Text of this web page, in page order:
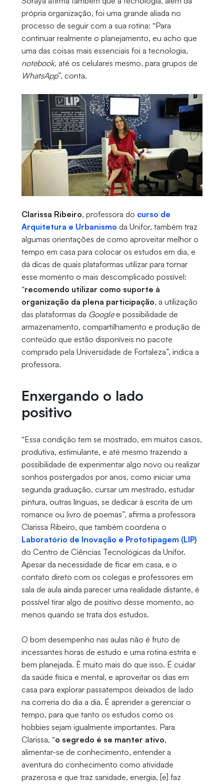
própria organização, foi uma grande aliada no
processo de seguir com a sua rotina: “Para
continuar realmente o planejamento, eu acho que
uma das coisas mais essenciais foi a tecnologia,
notebook, até os celulares mesmo, para grupos de
WhatsApp”, conta.
Clarissa Ribeiro, professora do curso de
Arquitetura e Urbanismo da Unifor, também traz
algumas orientações de como aproveitar melhor o
tempo em casa para colocar os estudos em dia, e
dá dicas de quais plataformas utilizar para tornar
esse momento o mais descomplicado possível:
“recomendo utilizar como suporte à
organização da plena participação, a utilização
das plataformas da Googlee possibilidade de
armazenamento, compartilhamento e produção de
conteúdo que estão disponíveis no pacote
comprado pela Universidade de Fortaleza”, indica a
professora.
Enxergando o lado
positivo
“Essa condição tem se mostrado, em muitos casos,
produtiva, estimulante, e até mesmo trazendo a
possibilidade de experimentar algo novo ou realizar
sonhos postergados por anos, como iniciar uma
segunda graduação, cursar um mestrado, estudar
pintura, outras línguas, se dedicar à escrita de um
romance ou livro de poemas”, afirma a professora
Clarissa Ribeiro, que também coordena o
Laboratório de Inovação e Prototipagem (LIP)
do Centro de Ciências Tecnológicas da Unifor.
Apesar da necessidade de ficar em casa, e o
contato direto com os colegas e professores em
sala de aula ainda parecer uma realidade distante, é
possível tirar algo de positivo desse momento, ao
menos quando se trata dos estudos.
O bom desempenho nas aulas não é fruto de
incessantes horas de estudo e uma rotina estrita e
bem planejada. É muito mais do que isso. É cuidar
da saúde física e mental, e aproveitar os dias em
casa para explorar passatempos deixados de lado
na correria do dia a dia. É aprender a gerenciar o
tempo, para que tanto os estudos como os
hobbies sejam igualmente importantes. Para
Clarissa, “o segredo é se manter ativo,
alimentar-se de conhecimento, entender a
aventura do conhecimento como atividade
prazerosa e que traz sanidade, energia, [e] faz